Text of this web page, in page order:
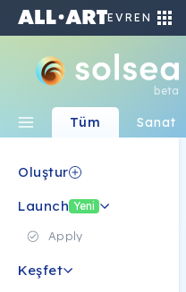
EVREN
beta
Tüm Sanat
Oluştur
Launch Yeni
Apply
Keşfet